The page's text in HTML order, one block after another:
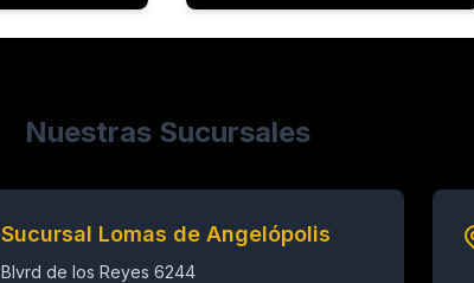
Nuestras Sucursales
Sucursal Lomas de Angelópolis
Blvrd de los Reyes 6244